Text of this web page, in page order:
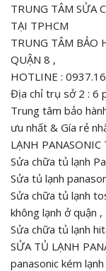
TRUNG TÂM SỬA
TẠI TPHCM
TRUNG TÂM BẢO
QUẬN 8 ,
HOTLINE :
Địa chỉ trụ sở 2 : 6
Trung tâm bảo
ưu nhất & Gía rẻ
LẠNH
Sửa chữa tủ lạnh
Sửa tủ lạnh
Sửa chữa tủ lạnh
không lạnh ở quận ,
Sửa chữa tủ lạnh
SỬA TỦ LẠNH
panasonic kém